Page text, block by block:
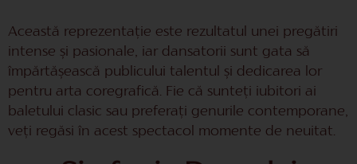
Această reprezentație este rezultatul unei pregătiri
intense și pasionale, iar dansatorii sunt gata să
împărtășească publicului talentul și dedicarea lor
pentru arta coregrafică. Fie că sunteți iubitori ai
baletului clasic sau preferați genurile contemporane,
veți regăsi în acest spectacol momente de neuitat.